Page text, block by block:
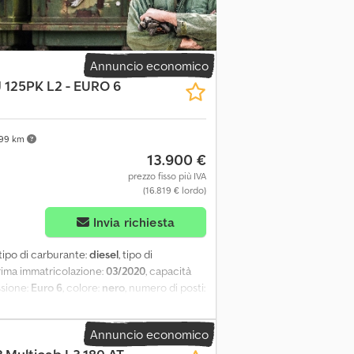
Annuncio economico
km
L2 - EURO 6
13.900 €
prezzo fisso più IVA
(16.819 € lordo)
Invia richiesta
di carburante:diesel, tipo di
immatricolazione:03/2020 , capacità
Euro 6 , colore: nero , numero di posti:
di stabilità (ESP), sensori di
, Informazioni generali Numero
Annuncio economico